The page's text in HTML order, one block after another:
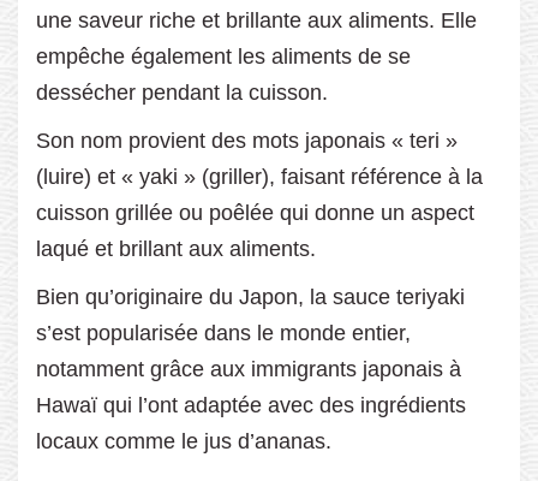
une saveur riche et brillante aux aliments. Elle
empêche également les aliments de se
dessécher pendant la cuisson.
Son nom provient des mots japonais « teri »
(luire) et « yaki » (griller), faisant référence à la
cuisson grillée ou poêlée qui donne un aspect
laqué et brillant aux aliments.
Bien qu’originaire du Japon, la sauce teriyaki
s’est popularisée dans le monde entier,
notamment grâce aux immigrants japonais à
Hawaï qui l’ont adaptée avec des ingrédients
locaux comme le jus d’ananas.